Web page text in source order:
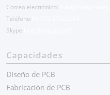
Correo electrónico:
Teléfono:
Skype:
Capacidades
Diseño de PCB
Fabricación de PCB